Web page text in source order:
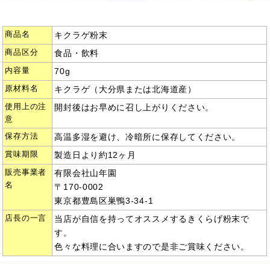
商品名 キクラゲ粉末
商品区分 食品・飲料
内容量 70g
原材料名 キクラゲ（大分県または北海道産）
使用上の注
意
開封後はお早めに召し上がりください。
保存方法 高温多湿を避け、冷暗所に保存してください。
賞味期限 製造日より約12ヶ月
販売事業者
名
有限会社山年園
〒170-0002
東京都豊島区巣鴨3-34-1
店長の一言
当店が自信を持ってオススメするきくらげ粉末で
す。
色々な料理に合いますので是非ご賞味ください。